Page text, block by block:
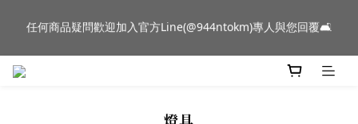
新品到貨｜日本燈具品牌 Ambientec 年度新品 Barcarolle 臺中樂
群門市展示中✨
新品到貨｜日本燈具品牌 Ambientec 年度新品 Barcarolle 臺中樂
群門市展示中✨